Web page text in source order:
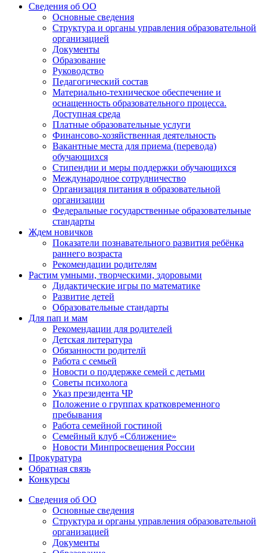
Сведения об ОО
Основные сведения
Структура и органы управления образовательной
организацией
Документы
Образование
Руководство
Педагогический состав
Материально-техническое обеспечение и
оснащенность образовательного процесса.
Доступная среда
Платные образовательные услуги
Финансово-хозяйственная деятельность
Вакантные места для приема (перевода)
обучающихся
Стипендии и меры поддержки обучающихся
Международное сотрудничество
Организация питания в образовательной
организации
Федеральные государственные образовательные
стандарты
Ждем новичков
Показатели познавательного развития ребёнка
раннего возраста
Рекомендации родителям
Растим умными, творческими, здоровыми
Дидактические игры по математике
Развитие детей
Образовательные стандарты
Для пап и мам
Рекомендации для родителей
Детская литература
Обязанности родителй
Работа с семьей
Новости о поддержке семей с детьми
Советы психолога
Указ президента ЧР
Положение о группах кратковременного
пребывания
Работа семейной гостиной
Семейный клуб «Сближение»
Новости Минпросвещения России
Прокуратура
Обратная связь
Конкурсы
Сведения об ОО
Основные сведения
Структура и органы управления образовательной
организацией
Документы